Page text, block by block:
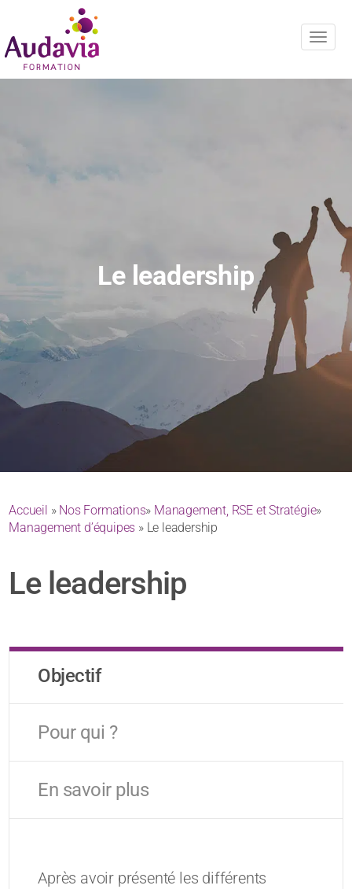
Le leadership
Accueil » Nos Formations» Management, RSE et Stratégie»
Management d’équipes » Le leadership
Le leadership
Objectif
Pour qui ?
En savoir plus
Après avoir présenté les différents